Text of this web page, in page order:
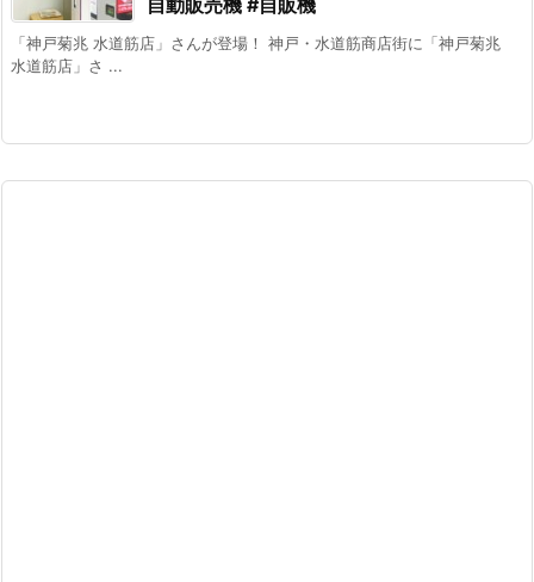
「神戸菊兆 水道筋店」さんが登場！ 神戸・水道筋商店街に「神戸菊兆
水道筋店」さ ...